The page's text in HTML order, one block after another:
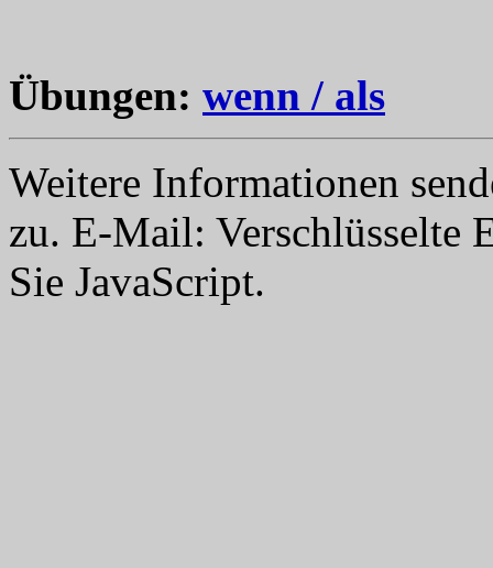
Übungen: wenn / als
Weitere Informationen
zu. E-Mail: Verschlüsselte
Sie JavaScript.